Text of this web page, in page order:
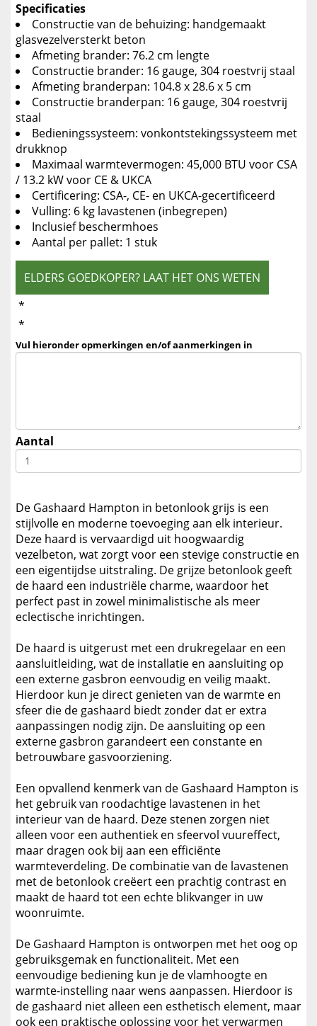
Specificaties
Constructie van de behuizing: handgemaakt
glasvezelversterkt beton
Afmeting brander: 76.2 cm lengte
Constructie brander: 16 gauge, 304 roestvrij staal
Afmeting branderpan: 104.8 x 28.6 x 5 cm
Constructie branderpan: 16 gauge, 304 roestvrij
staal
Bedieningssysteem: vonkontstekingssysteem met
drukknop
Maximaal warmtevermogen: 45,000 BTU voor CSA
/ 13.2 kW voor CE & UKCA
Certificering: CSA-, CE- en UKCA-gecertificeerd
Vulling: 6 kg lavastenen (inbegrepen)
Inclusief beschermhoes
Aantal per pallet: 1 stuk
ELDERS GOEDKOPER? LAAT HET ONS WETEN
*
*
Vul hieronder opmerkingen en/of aanmerkingen in
Aantal
De Gashaard Hampton in betonlook grijs is een
stijlvolle en moderne toevoeging aan elk interieur.
Deze haard is vervaardigd uit hoogwaardig
vezelbeton, wat zorgt voor een stevige constructie en
een eigentijdse uitstraling. De grijze betonlook geeft
de haard een industriële charme, waardoor het
perfect past in zowel minimalistische als meer
eclectische inrichtingen.
De haard is uitgerust met een drukregelaar en een
aansluitleiding, wat de installatie en aansluiting op
een externe gasbron eenvoudig en veilig maakt.
Hierdoor kun je direct genieten van de warmte en
sfeer die de gashaard biedt zonder dat er extra
aanpassingen nodig zijn. De aansluiting op een
externe gasbron garandeert een constante en
betrouwbare gasvoorziening.
Een opvallend kenmerk van de Gashaard Hampton is
het gebruik van roodachtige lavastenen in het
interieur van de haard. Deze stenen zorgen niet
alleen voor een authentiek en sfeervol vuureffect,
maar dragen ook bij aan een efficiënte
warmteverdeling. De combinatie van de lavastenen
met de betonlook creëert een prachtig contrast en
maakt de haard tot een echte blikvanger in uw
woonruimte.
De Gashaard Hampton is ontworpen met het oog op
gebruiksgemak en functionaliteit. Met een
eenvoudige bediening kun je de vlamhoogte en
warmte-instelling naar wens aanpassen. Hierdoor is
de gashaard niet alleen een esthetisch element, maar
ook een praktische oplossing voor het verwarmen